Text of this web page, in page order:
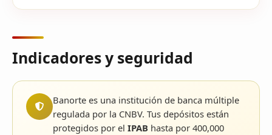
Indicadores y seguridad
Banorte es una institución de banca múltiple
regulada por la CNBV. Tus depósitos están
protegidos por el IPAB hasta por 400,000